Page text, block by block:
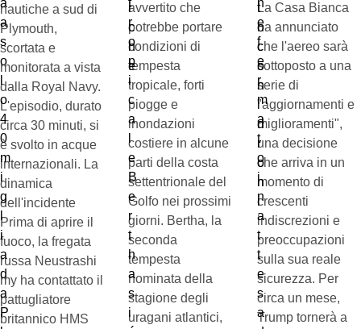
nautiche a sud di
Plymouth,
scortata e
monitorata a vista
dalla Royal Navy.
L'episodio, durato
circa 30 minuti, si
è svolto in acque
internazionali. La
dinamica
dell'incidente
Prima di aprire il
fuoco, la fregata
russa Neustrashi
my ha contattato il
pattugliatore
britannico HMS
avvertito che
potrebbe portare
condizioni di
tempesta
tropicale, forti
piogge e
inondazioni
costiere in alcune
parti della costa
settentrionale del
Golfo nei prossimi
giorni. Bertha, la
seconda
tempesta
nominata della
stagione degli
uragani atlantici,
La Casa Bianca
ha annunciato
che l'aereo sarà
sottoposto a una
serie di
"aggiornamenti e
miglioramenti",
una decisione
che arriva in un
momento di
crescenti
indiscrezioni e
preoccupazioni
sulla sua reale
sicurezza. Per
circa un mese,
Trump tornerà a